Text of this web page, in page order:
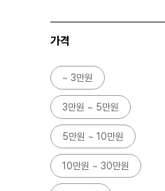
가격
~ 3만원
3만원 ~ 5만원
5만원 ~ 10만원
10만원 ~ 30만원